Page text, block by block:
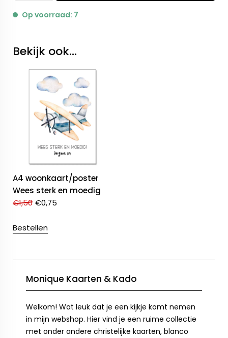
Op voorraad: 7
Bekijk ook...
A4 woonkaart/poster
Wees sterk en moedig
€1,50 €0,75
Bestellen
Monique Kaarten & Kado
Welkom! Wat leuk dat je een kijkje komt nemen
in mijn webshop. Hier vind je een ruime collectie
met onder andere christelijke kaarten, blanco